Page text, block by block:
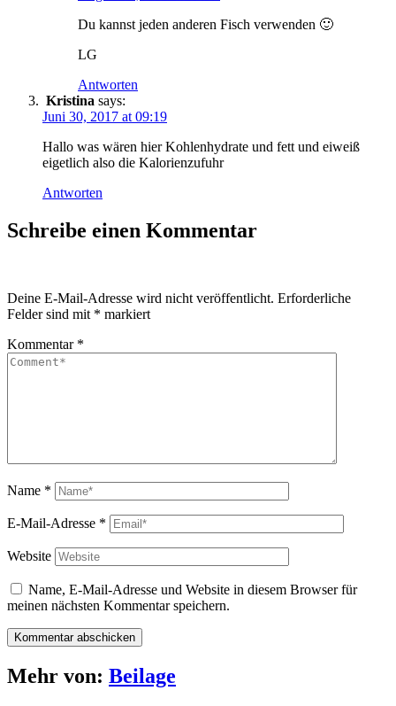
Du kannst jeden anderen Fisch verwenden 🙂
LG
Antworten
Kristina says:
Juni 30, 2017 at 09:19
Hallo was wären hier Kohlenhydrate und fett und eiweiß
eigetlich also die Kalorienzufuhr
Antworten
Schreibe einen Kommentar
Deine E-Mail-Adresse wird nicht veröffentlicht. Erforderliche
Felder sind mit * markiert
Kommentar *
Name *
E-Mail-Adresse *
Website
Name, E-Mail-Adresse und Website in diesem Browser für
meinen nächsten Kommentar speichern.
Mehr von: Beilage